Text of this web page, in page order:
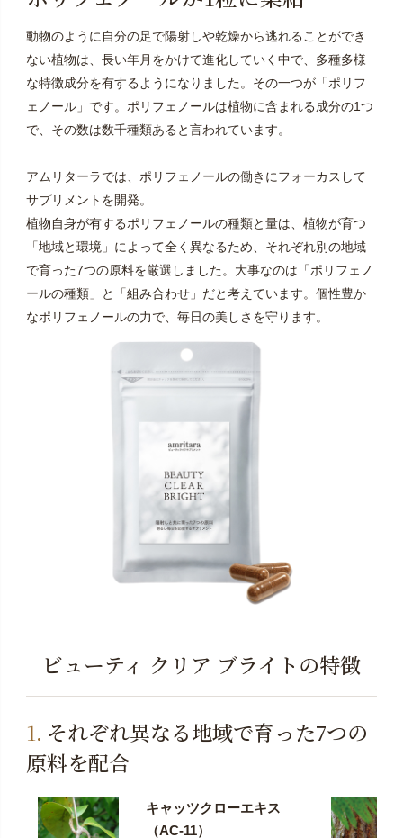
動物のように自分の足で陽射しや乾燥から逃れることができ
ない植物は、長い年月をかけて進化していく中で、多種多様
な特徴成分を有するようになりました。その一つが「ポリフ
ェノール」です。ポリフェノールは植物に含まれる成分の1つ
で、その数は数千種類あると言われています。
アムリターラでは、ポリフェノールの働きにフォーカスして
サプリメントを開発。
植物自身が有するポリフェノールの種類と量は、植物が育つ
「地域と環境」によって全く異なるため、それぞれ別の地域
で育った7つの原料を厳選しました。大事なのは「ポリフェノ
ールの種類」と「組み合わせ」だと考えています。個性豊か
なポリフェノールの力で、毎日の美しさを守ります。
ビューティ クリア ブライトの特徴
それぞれ異なる地域で育った7つの
原料を配合
キャッツクローエキス
（AC-11）